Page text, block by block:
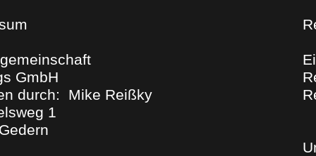
GmbH
durch: Mike Reißky
1